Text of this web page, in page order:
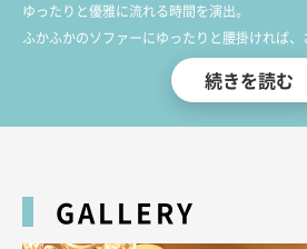
ゆったりと優雅に流れる時間を演出。
ふかふかのソファーにゆったりと腰掛ければ、
美しく年齢を重ねたこそ会得した知性と品格を
きっと垣間見ていただけることでしょう。
甘く流れる時間に心も体も癒されていただけま
ご来店心よりお待ちしております。
続きを読む
GALLERY